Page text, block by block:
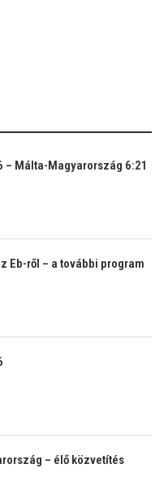
– Málta-Magyarország 6:21
Eb-ről – a további program
– élő közvetítés